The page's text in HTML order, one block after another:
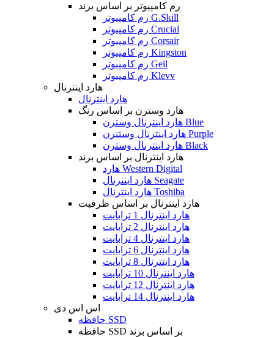
رم کامپیوتر بر اساس برند
رم کامپیوتر G.Skill
رم کامپیوتر Crucial
رم کامپیوتر Corsair
رم کامپیوتر Kingston
رم کامپیوتر Geil
رم کامپیوتر Klevv
هارد اینترنال
هارد اینترنال
هارد وسترن بر اساس رنگ
هارد اینترنال وسترن Blue
هارد اینترنال وستنرن Purple
هارد اینترنال وسترن Black
هارد اینترنال بر اساس برند
هارد Western Digital
هارد اینترنال Seagate
هارد اینترنال Toshiba
هارد اینترنال بر اساس ظرفیت
هارد اینترنال 1 ترابایت
هارد اینترنال 2 ترابایت
هارد اینترنال 4 ترابایت
هارد اینترنال 6 ترابایت
هارد اینترنال 8 ترابایت
هارد اینترنال 10 ترابایت
هارد اینترنال 12 ترابایت
هارد اینترنال 14 ترابایت
اس اس دی
حافظه SSD
حافظه SSD بر اساس برند